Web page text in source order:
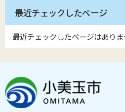
最近チェックしたページ
最近チェックしたページはありま